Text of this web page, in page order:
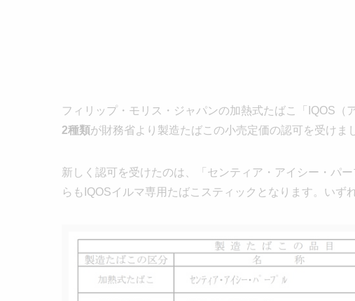
フィリップ・モリス・ジャパンの加熱式たばこ「IQOS（
2種類が財務省より製造たばこの小売定価の認可を受けま
新しく認可を受けたのは、「センティア・アイシー・パ
らもIQOSイルマ専用たばこスティックとなります。いず